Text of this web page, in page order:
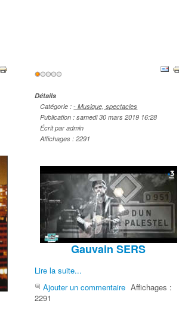
Vote
Détails
Catégorie :- Musique, spectacles
Publication : samedi 30 mars 2019 16:28
Écrit par admin
Affichages : 2291
Gauvain SERS
Lire la suite...
Ajouter un commentaire Affichages :
2291